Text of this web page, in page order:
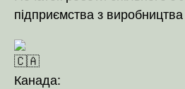
підприємства з виробництва
Канада: